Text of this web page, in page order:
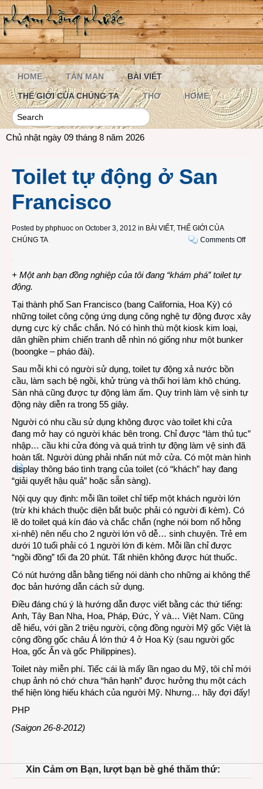
HOME TẢN MẠN BÀI VIẾT
THẾ GIỚI CỦA CHÚNG TA THƠ HOME
Chủ nhật ngày 09 tháng 8 năm 2026
Toilet tự động ở San
Francisco
Posted by phphuoc on October 3, 2012 in BÀI VIẾT, THẾ GIỚI CỦA
CHÚNG TA
Comments Offon
+ Một anh bạn đồng nghiệp của tôi đang “khám phá” toilet tự
động.
Tại thành phố San Francisco (bang California, Hoa Kỳ) có
những toilet công cộng ứng dụng công nghệ tự động được xây
dựng cực kỳ chắc chắn. Nó có hình thù một kiosk kim loại,
dân ghiền phim chiến tranh dễ nhìn nó giống như một bunker
(boongke – pháo đài).
Sau mỗi khi có người sử dụng, toilet tự động xả nước bồn
cầu, làm sạch bệ ngồi, khử trùng và thổi hơi làm khô chúng.
Sàn nhà cũng được tự động làm ấm. Quy trình làm vệ sinh tự
động này diễn ra trong 55 giây.
Người có nhu cầu sử dụng không được vào toilet khi cửa
đang mở hay có người khác bên trong. Chỉ được “làm thủ tục”
nhập… cầu khi cửa đóng và quá trình tự động làm vệ sinh đã
hoàn tất. Người dùng phải nhấn nút mở cửa. Có một màn hình
display thông báo tình trạng của toilet (có “khách” hay đang
“giải quyết hậu quả” hoặc sẵn sàng).
Nội quy quy định: mỗi lần toilet chỉ tiếp một khách người lớn
(trừ khi khách thuộc diện bắt buộc phải có người đi kèm). Có
lẽ do toilet quá kín đáo và chắc chắn (nghe nói bom nổ hỗng
xi-nhê) nên nếu cho 2 người lớn vô dễ… sinh chuyện. Trẻ em
dưới 10 tuổi phải có 1 người lớn đi kèm. Mỗi lần chỉ được
“ngồi đồng” tối đa 20 phút. Tất nhiên không được hút thuốc.
Có nút hướng dẫn bằng tiếng nói dành cho những ai không thể
đọc bản hướng dẫn cách sử dụng.
Điều đáng chú ý là hướng dẫn được viết bằng các thứ tiếng:
Anh, Tây Ban Nha, Hoa, Pháp, Đức, Ý và… Việt Nam. Cũng
dễ hiểu, với gần 2 triệu người, cộng đồng người Mỹ gốc Việt là
cộng đồng gốc châu Á lớn thứ 4 ở Hoa Kỳ (sau người gốc
Hoa, gốc Ấn và gốc Philippines).
Toilet này miễn phí. Tiếc cái là mấy lần ngao du Mỹ, tôi chỉ mới
chụp ảnh nó chớ chưa “hân hạnh” được hưởng thụ một cách
thể hiện lòng hiếu khách của người Mỹ. Nhưng… hãy đợi đấy!
PHP
(Saigon 26-8-2012)
Xin Cảm ơn Bạn, lượt bạn bè ghé thăm thứ: